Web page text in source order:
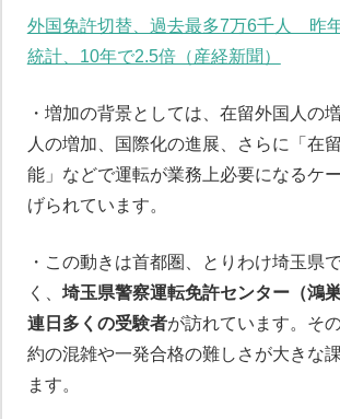
外国免許切替、過去最多7万6千人 昨
統計、10年で2.5倍（産経新聞）
・増加の背景としては、在留外国人の
人の増加、国際化の進展、さらに「在
能」などで運転が業務上必要になるケ
げられています。
・この動きは首都圏、とりわけ埼玉県
く、 埼玉県警察運転免許センター（鴻
連日多くの受験者が訪れています。そ
約の混雑や一発合格の難しさが大きな
ます。